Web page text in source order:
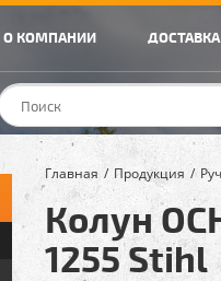
О КОМПАНИИ ДОСТАВКА
Главная Продукция
Колун
1255 Stihl